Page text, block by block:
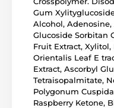
Gum
Alcohol,
Glucoside Sorbitan
Fruit Extract,
Orientalis Leaf E
Extract, Ascorbyl
Tetraisopalmitate,
Polygonum
Raspberry Ketone,